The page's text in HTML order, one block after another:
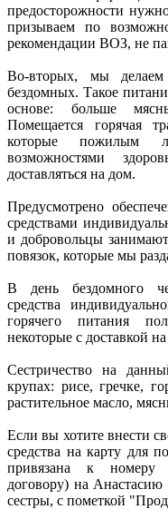
предосторожности
призываем по
рекомендации ВОЗ, не
Во-вторых, мы
бездомных. Такое
основе: больше
Помещается горячая
которые пожилым
возможностями
доставляться на дом.
Предусмотрено
средствами
и добровольцы
повязок, которые мы
В день бездомного
средства
горячего питания
некоторые с доставкой
Сестричество на
крупах: рисе, гречке,
растительное масло,
Если вы хотите внести
средства на карту для
привязана к номеру
договору) на
сестры, с пометкой